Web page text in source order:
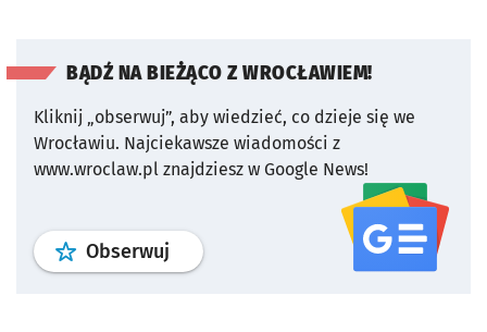
BĄDŹ NA BIEŻĄCO Z WROCŁAWIEM!
Kliknij „obserwuj”, aby wiedzieć, co dzieje się we
Wrocławiu. Najciekawsze wiadomości z
www.wroclaw.pl znajdziesz w Google News!
Obserwuj profil serwisu